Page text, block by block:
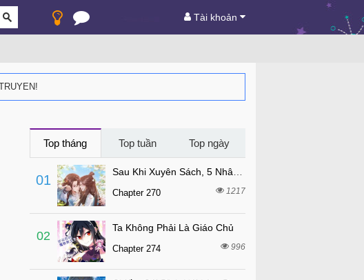
Tài khoản
Top tháng Top tuần Top ngày
01
Chapter 270 1217
02
Ta Không Phải Là Giáo Chủ
Chapter 274 996